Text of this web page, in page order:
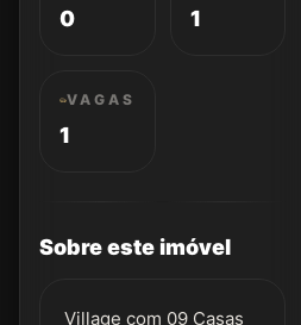
0 1
VAGAS
1
Sobre este imóvel
Village com 09 Casas